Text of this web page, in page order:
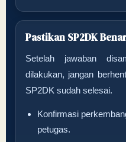
Pastikan SP2DK
Setelah jawaban
dilakukan, jangan
SP2DK sudah selesai.
Konfirmasi
petugas.